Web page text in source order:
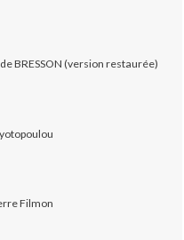
BRESSON (version restaurée)
Filmon